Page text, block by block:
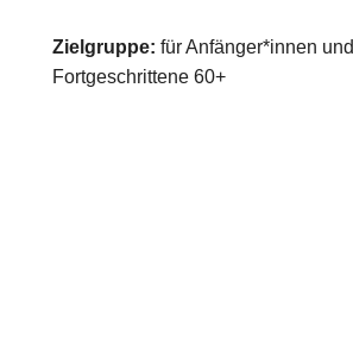
Zielgruppe: für Anfänger*innen und
Fortgeschrittene 60+